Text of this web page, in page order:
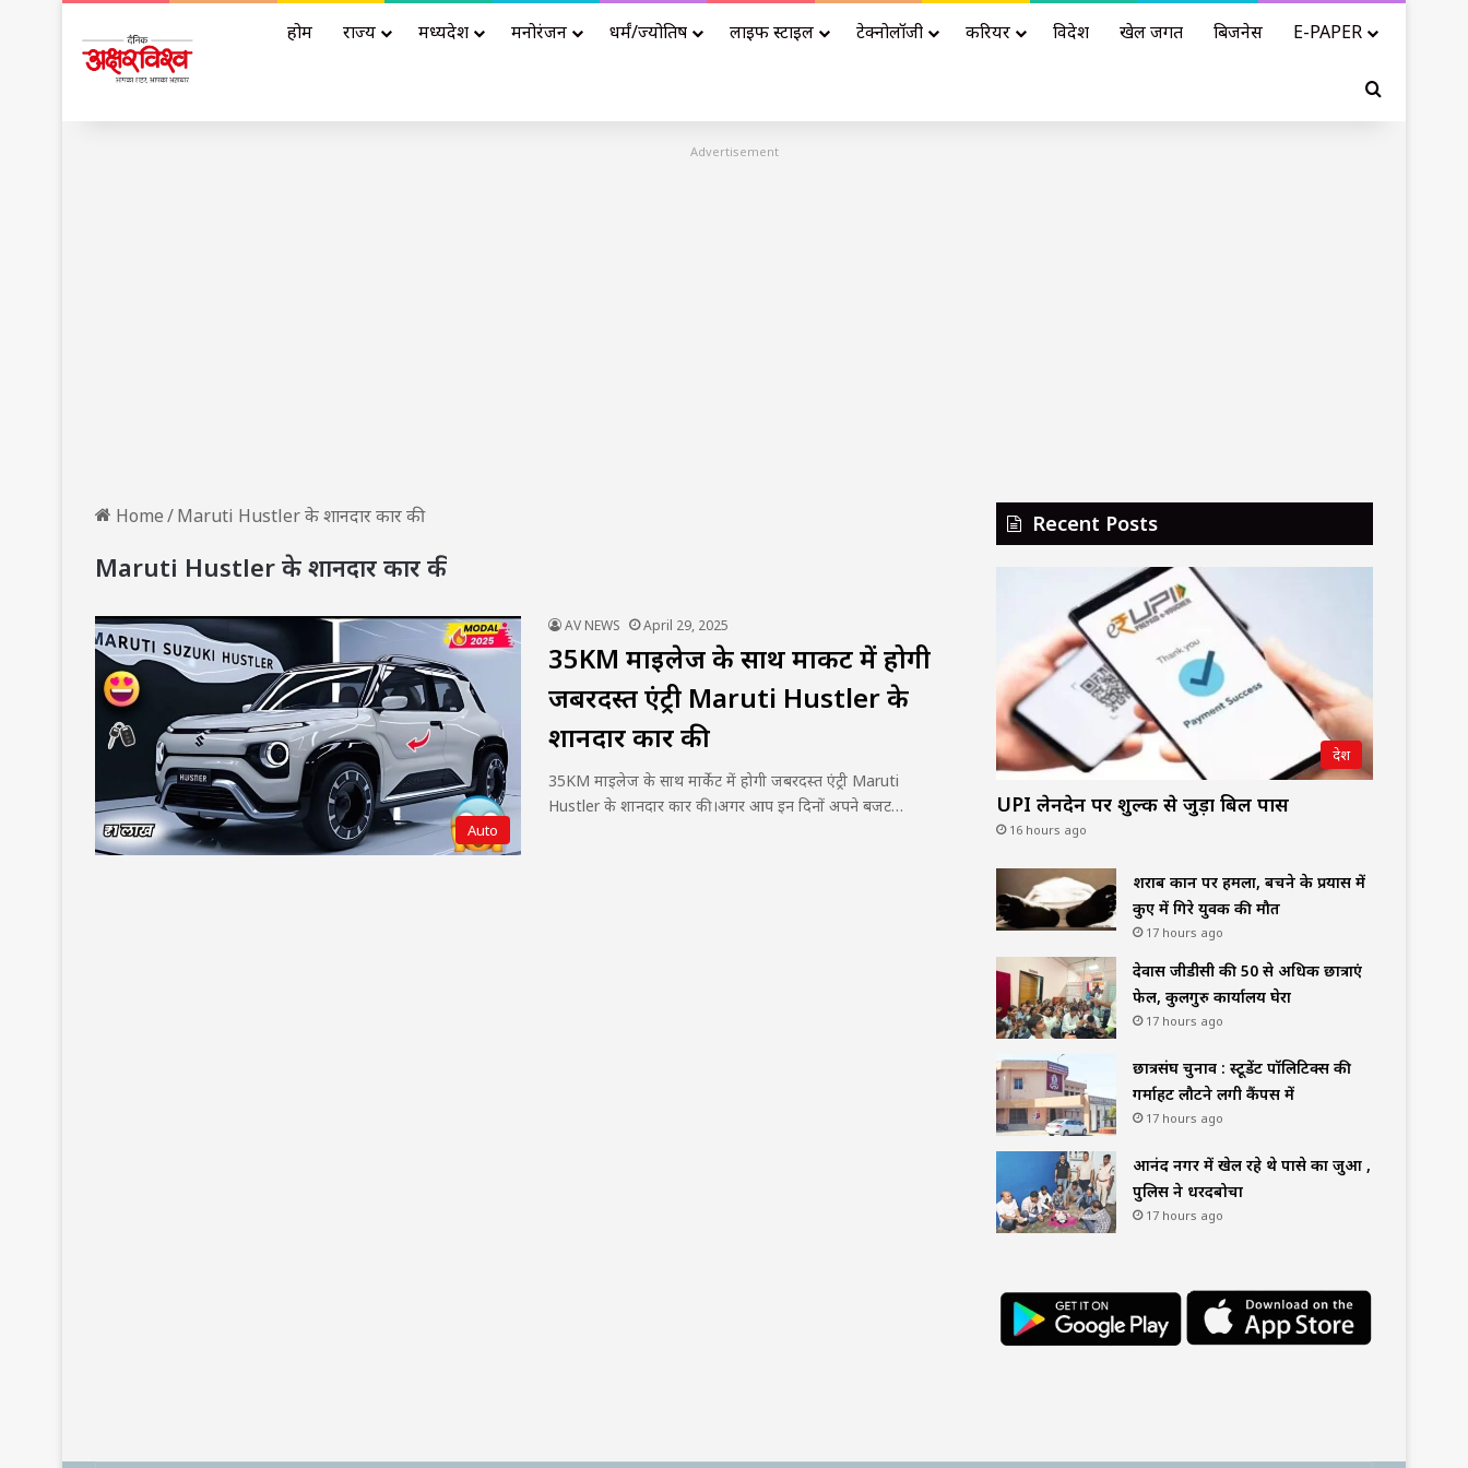
होम राज्य मध्यप्रदेश मनोरंजन धर्मं/ज्योतिष लाइफ स्टाइल टेक्नोलॉजी करियर विदेश खेल जगत बिजनेस E-PAPER
Search for
Advertisement
Home/Maruti Hustler के शानदार कार की
Maruti Hustler के शानदार कार की
Auto
AV NEWS April 29, 2025
35KM माइलेज के साथ मार्केट में होगी
जबरदस्त एंट्री Maruti Hustler के
शानदार कार की
35KM माइलेज के साथ मार्केट में होगी जबरदस्त एंट्री Maruti
Hustler के शानदार कार की।अगर आप इन दिनों अपने बजट…
Recent Posts
देश
UPI लेनदेन पर शुल्क से जुड़ा बिल पास
16 hours ago
शराब दुकान पर हमला, बचने के प्रयास में
कुए में गिरे युवक की मौत
17 hours ago
देवास जीडीसी की 50 से अधिक छात्राएं
फेल, कुलगुरु कार्यालय घेरा
17 hours ago
छात्रसंघ चुनाव : स्टूडेंट पॉलिटिक्स की
गर्माहट लौटने लगी कैंपस में
17 hours ago
आनंद नगर में खेल रहे थे पासे का जुआ ,
पुलिस ने धरदबोचा
17 hours ago